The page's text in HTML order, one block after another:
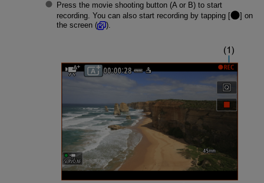
Press the movie shooting button (A or B) to start
recording. You can also start recording by tapping [
] on
the screen (
).